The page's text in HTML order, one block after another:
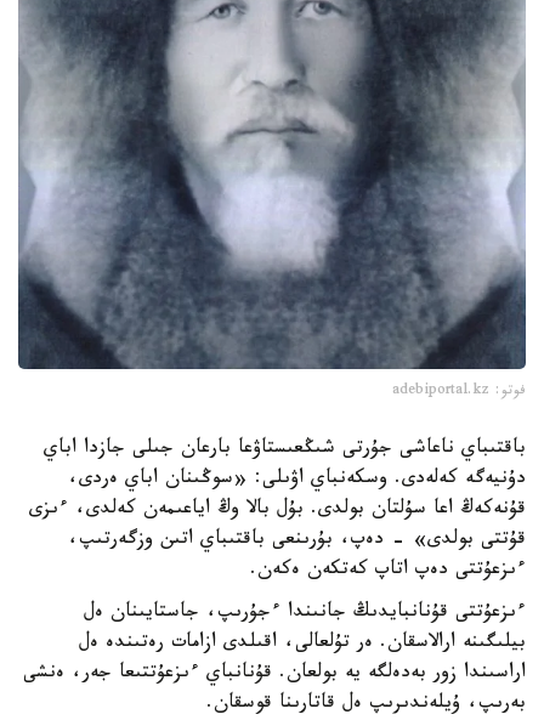
فوتو: adebiportal.kz
باقتىباي ناعاشى جۇرتى شىڭعىستاۋعا بارعان جىلى جازدا اباي
دۇنيەگە كەلەدى. وسكەنباي اۋىلى: «سوڭىنان اباي ەردى،
قۇنەكەڭ اعا سۇلتان بولدى. بۇل بالا وڭ اياعىمەن كەلدى، ءىزى
قۇتتى بولدى» - دەپ، بۇرىنعى باقتىباي اتىن وزگەرتىپ،
ءىزعۇتتى دەپ اتاپ كەتكەن ەكەن.
ءىزعۇتتى قۇنانبايدىڭ جانىندا ءجۇرىپ، جاستايىنان ەل
بيلىگىنە ارالاسقان. ەر تۇلعالى، اقىلدى ازامات رەتىندە ەل
اراسىندا زور بەدەلگە يە بولعان. قۇنانباي ءىزعۇتتىعا جەر، ەنشى
بەرىپ، ۇيلەندىرىپ ەل قاتارىنا قوسقان.